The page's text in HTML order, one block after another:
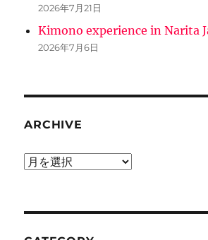
2026年7月21日
Kimono experience in Narita
2026年7月6日
ARCHIVE
ARCHIVE